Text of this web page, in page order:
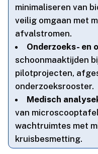
minimaliseren van
veilig omgaan met
afvalstromen.​
Onderzoeks- en
schoonmaaktijden
pilotprojecten,
onderzoeksrooster.​
Medisch
van
wachtruimtes met
kruisbesmetting.​